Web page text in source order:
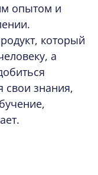
опытом и
который
а
свои знания,